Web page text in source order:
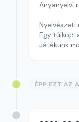
Anyanyelvi
Nyelvészeti
Egy
Játékunk
ÉPP EZT AZ